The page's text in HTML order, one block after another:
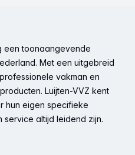
een toonaangevende
Met een uitgebreid
vakman en
Luijten-VVZ kent
hun eigen specifieke
service altijd leidend zijn.